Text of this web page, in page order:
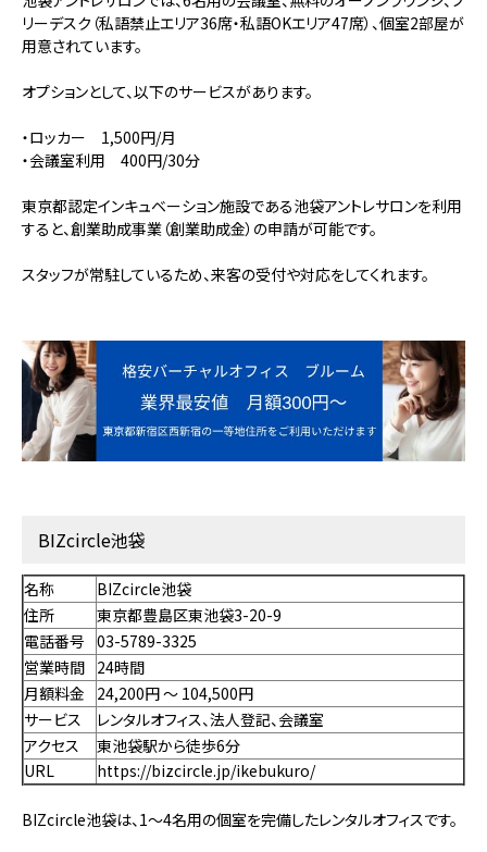
リーデスク（私語禁止エリア36席・私語OKエリア47席）、個室2部屋が
用意されています。
オプションとして、以下のサービスがあります。
・ロッカー 1,500円/月
・会議室利用 400円/30分
東京都認定インキュベーション施設である池袋アントレサロンを利用
すると、創業助成事業（創業助成金）の申請が可能です。
スタッフが常駐しているため、来客の受付や対応をしてくれます。
BIZcircle池袋
名称
BIZcircle池袋
住所
東京都豊島区東池袋3-20-9
電話番号 03-5789-3325
営業時間 24時間
月額料金
24,200円 〜 104,500円
サービス
レンタルオフィス、法人登記、会議室
アクセス
東池袋駅から徒歩6分
URL
https://bizcircle.jp/ikebukuro/
BIZcircle池袋は、1～4名用の個室を完備したレンタルオフィスです。